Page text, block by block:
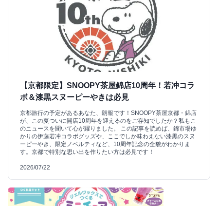
【京都限定】SNOOPY茶屋錦店10周年！若冲コラ
ボ＆漆黒スヌーピーやきは必見
京都旅行の予定があるあなた、朗報です！SNOOPY茶屋京都・錦店
が、この夏ついに開店10周年を迎えるのをご存知でしたか？私もこ
のニュースを聞いて心が躍りました。 この記事を読めば、錦市場ゆ
かりの伊藤若冲コラボグッズや、ここでしか味わえない漆黒のスヌ
ーピーやき、限定ノベルティなど、10周年記念の全貌がわかりま
す。京都で特別な思い出を作りたい方は必見です！
2026/07/22